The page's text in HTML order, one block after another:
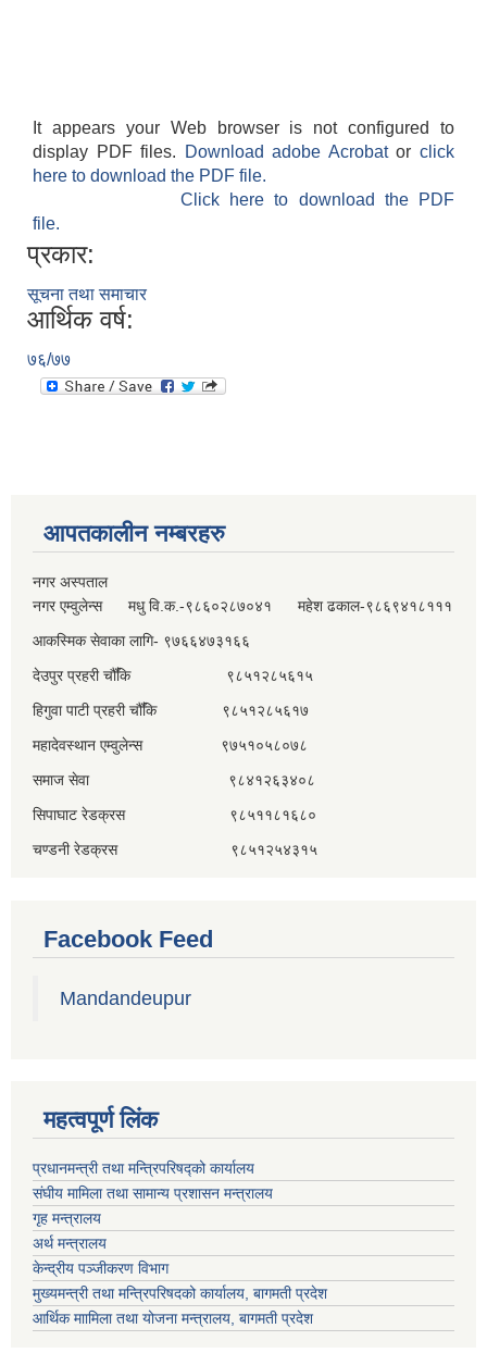
It appears your Web browser is not configured to
display PDF files.
Download adobe Acrobatorclick
here to download the PDF file.
Click here to download the PDF
file.
प्रकार:
सूचना तथा समाचार
आर्थिक वर्ष:
७६/७७
आपतकालीन नम्बरहरु
नगर अस्पताल
नगर एम्वुलेन्स मधु वि.क.-९८६०२८७०४१ महेश ढकाल-९८६९४१८१११
आकस्मिक सेवाका लागि- ९७६६४७३१६६
देउपुर प्रहरी चौँकि ९८५१२८५६१५
हिगुवा पाटी प्रहरी चौँकि ९८५१२८५६१७
महादेवस्थान एम्वुलेन्स ९७५१०५८०७८
समाज सेवा ९८४१२६३४०८
सिपाघाट रेडक्रस ९८५११८१६८०
चण्डनी रेडक्रस ९८५१२५४३१५
Facebook Feed
Mandandeupur
महत्वपूर्ण लिंक
प्रधानमन्त्री तथा मन्त्रिपरिषद्को कार्यालय
संघीय मामिला तथा सामान्य प्रशासन मन्त्रालय
गृह मन्त्रालय
अर्थ मन्त्रालय
केन्द्रीय पञ्जीकरण विभाग
मुख्यमन्त्री तथा मन्त्रिपरिषदको कार्यालय, बागमती प्रदेश
आर्थिक माामिला तथा योजना मन्त्रालय, बागमती प्रदेश